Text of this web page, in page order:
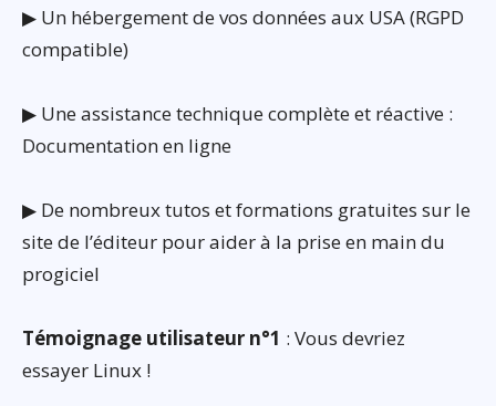
▶ Un hébergement de vos données aux USA (RGPD
compatible)
▶ Une assistance technique complète et réactive :
Documentation en ligne
▶ De nombreux tutos et formations gratuites sur le
site de l’éditeur pour aider à la prise en main du
progiciel
Témoignage utilisateur n°1 : Vous devriez
essayer Linux !